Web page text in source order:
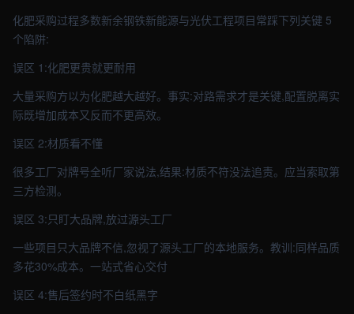
化肥采购过程多数新余钢铁新能源与光伏工程项目常踩下列关键 5
个陷阱:
误区 1:化肥更贵就更耐用
大量采购方以为化肥越大越好。事实:对路需求才是关键,配置脱离实
际既增加成本又反而不更高效。
误区 2:材质看不懂
很多工厂对牌号全听厂家说法,结果:材质不符没法追责。应当索取第
三方检测。
误区 3:只盯大品牌,放过源头工厂
一些项目只大品牌不信,忽视了源头工厂的本地服务。教训:同样品质
多花30%成本。一站式省心交付
误区 4:售后签约时不白纸黑字